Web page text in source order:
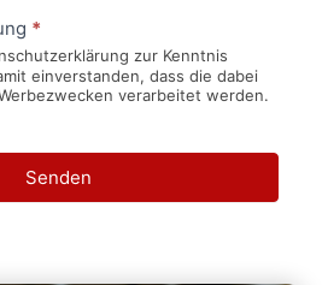
*
zur Kenntnis
einverstanden, dass die dabei
verarbeitet werden.
Senden